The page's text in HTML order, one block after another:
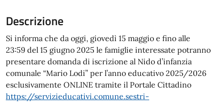
Descrizione
Si informa che da oggi, giovedì 15 maggio e fino alle
23:59 del 15 giugno 2025 le famiglie interessate potranno
presentare domanda di iscrizione al Nido d’infanzia
comunale “Mario Lodi” per l’anno educativo 2025/2026
esclusivamente ONLINE tramite il Portale Cittadino
https://servizieducativi.comune.sestri-